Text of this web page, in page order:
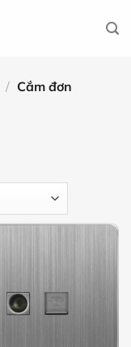
/ Cắm đơn